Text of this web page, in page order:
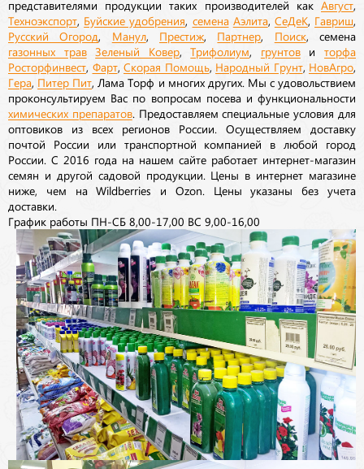
представителями продукции таких производителей как Август
Техноэкспорт Буйские удобрения семена Аэлита, СеДеК Гавриш
Русский Огород Манул, Престиж Партнер Поиск, семена
газонных трав Зеленый Ковер,Трифолиум грунтовиторфа
Росторфинвест Фарт, Скорая Помощь Народный Грунт, НовАгро
Гера Питер Пит , Лама Торф и многих других. Мы с удовольствием
проконсультируем Вас по вопросам посева и функциональности
химических препаратов. Предоставляем специальные условия для
оптовиков из всех регионов России. Осуществляем доставку
почтой России или транспортной компанией в любой город
России. С 2016 года на нашем сайте работает интернет-магазин
семян и другой садовой продукции. Цены в интернет магазине
ниже, чем на Wildberries и Ozon. Цены указаны без учета
доставки.
График работы ПН-СБ 8,00-17,00 ВС 9,00-16,00